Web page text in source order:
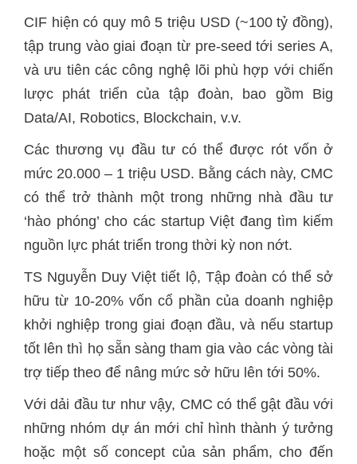
CIF hiện có quy mô 5 triệu USD (~100 tỷ đồng),
tập trung vào giai đoạn từ pre-seed tới series A,
và ưu tiên các công nghệ lõi phù hợp với chiến
lược phát triển của tập đoàn, bao gồm Big
Data/AI, Robotics, Blockchain, v.v.
Các thương vụ đầu tư có thể được rót vốn ở
mức 20.000 – 1 triệu USD. Bằng cách này, CMC
có thể trở thành một trong những nhà đầu tư
‘hào phóng’ cho các startup Việt đang tìm kiếm
nguồn lực phát triển trong thời kỳ non nớt.
TS Nguyễn Duy Việt tiết lộ, Tập đoàn có thể sở
hữu từ 10-20% vốn cổ phần của doanh nghiệp
khởi nghiệp trong giai đoạn đầu, và nếu startup
tốt lên thì họ sẵn sàng tham gia vào các vòng tài
trợ tiếp theo để nâng mức sở hữu lên tới 50%.
Với dải đầu tư như vậy, CMC có thể gật đầu với
những nhóm dự án mới chỉ hình thành ý tưởng
hoặc một số concept của sản phẩm, cho đến